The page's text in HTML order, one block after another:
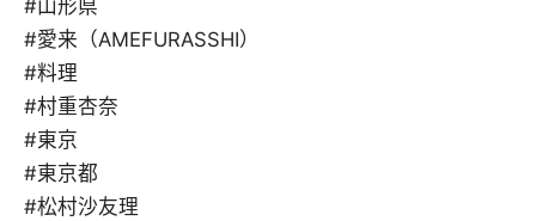
#山形県
#愛来（AMEFURASSHI）
#料理
#村重杏奈
#東京
#東京都
#松村沙友理